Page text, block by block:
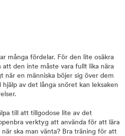
många fördelar. För den lite osäkra
den inte måste vara fullt lika nära
en människa böjer sig över dem
av det långa snöret kan leksaken
till att tillgodose lite av det
verktyg att använda för att lära
ska man vänta? Bra träning för att